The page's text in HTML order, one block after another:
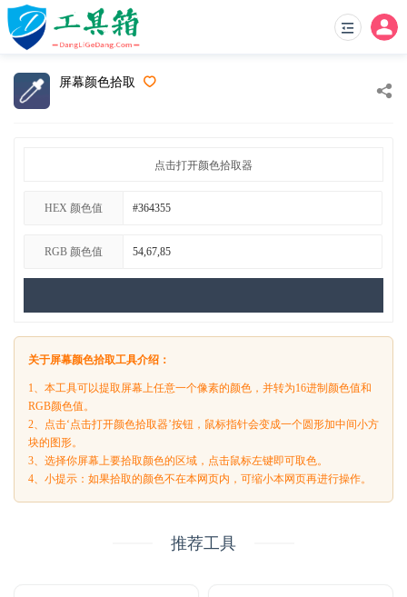
屏幕颜色拾取
点击打开颜色拾取器
HEX 颜色值
RGB 颜色值
关于屏幕颜色拾取工具介绍：
1、本工具可以提取屏幕上任意一个像素的颜色，并转为16进制颜色值和
RGB颜色值。
2、点击‘点击打开颜色拾取器’按钮，鼠标指针会变成一个圆形加中间小方
块的图形。
3、选择你屏幕上要拾取颜色的区域，点击鼠标左键即可取色。
4、小提示：如果拾取的颜色不在本网页内，可缩小本网页再进行操作。
推荐工具